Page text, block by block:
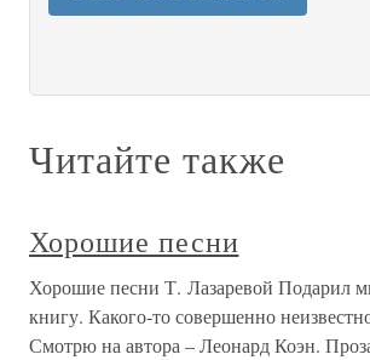
Читайте также
Хорошие песни
Хорошие песни Т. Лазаревой Подарил
книгу. Какого-то совершенно
Смотрю на автора – Леонард Коэн.